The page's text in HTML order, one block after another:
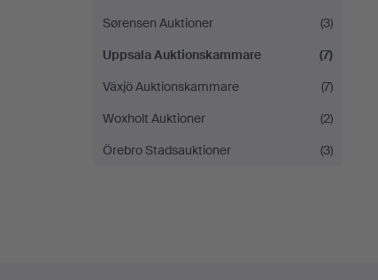
Sørensen Auktioner
(3)
Uppsala Auktionskammare
(7)
Växjö Auktionskammare
(7)
Woxholt Auktioner
(2)
Örebro Stadsauktioner
(3)